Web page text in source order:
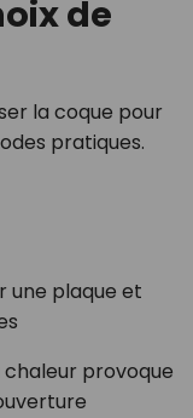
de
la coque pour
pratiques.
une plaque et
provoque